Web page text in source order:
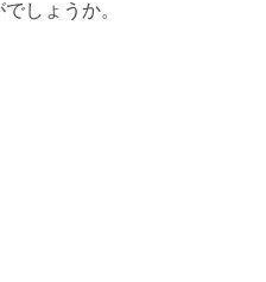
しょうか。